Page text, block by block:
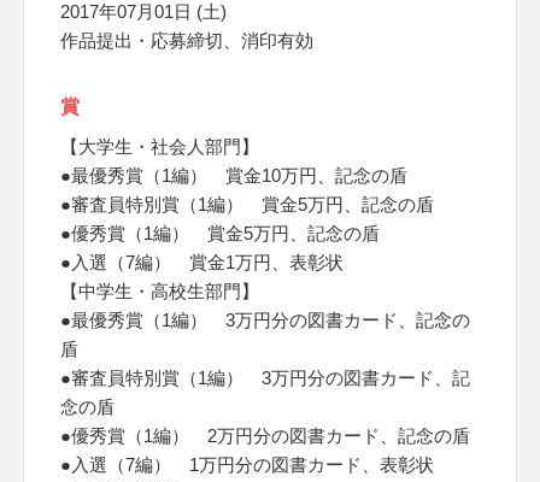
2017年07月01日 (土)
作品提出・応募締切、消印有効
賞
【大学生・社会人部門】
●最優秀賞（1編） 賞金10万円、記念の盾
●審査員特別賞（1編） 賞金5万円、記念の盾
●優秀賞（1編） 賞金5万円、記念の盾
●入選（7編） 賞金1万円、表彰状
【中学生・高校生部門】
●最優秀賞（1編） 3万円分の図書カード、記念の
盾
●審査員特別賞（1編） 3万円分の図書カード、記
念の盾
●優秀賞（1編） 2万円分の図書カード、記念の盾
●入選（7編） 1万円分の図書カード、表彰状